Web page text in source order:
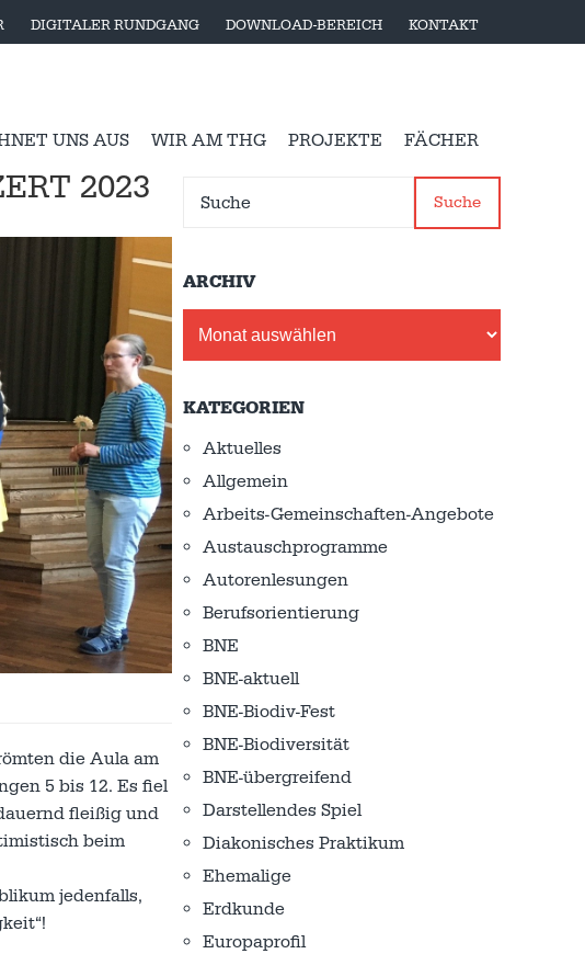
DIGITALER RUNDGANG DOWNLOAD-BEREICH KONTAKT
UNS AUS WIR AM THG PROJEKTE FÄCHER
2023
die Aula am
5 bis 12. Es fiel
fleißig und
beim
jedenfalls,
Suche
ARCHIV
KATEGORIEN
Aktuelles
Allgemein
Arbeits-Gemeinschaften-Angebote
Austausch­programme
Autorenlesungen
Berufsorientierung
BNE
BNE-aktuell
BNE-Biodiv-Fest
BNE-Biodiversität
BNE-übergreifend
Darstellendes Spiel
Diakonisches Praktikum
Ehemalige
Erdkunde
Europaprofil